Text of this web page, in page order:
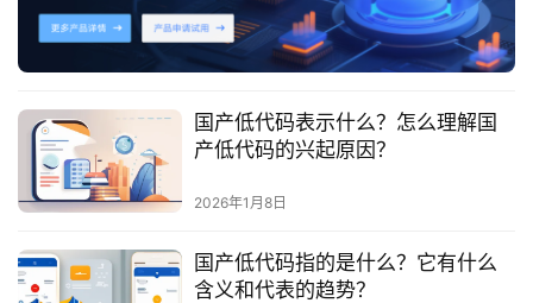
解
方
案
生
态
合
作
国产低代码表示什么？怎么理解国
产低代码的兴起原因？
2026年1月8日
国产低代码指的是什么？它有什么
含义和代表的趋势？